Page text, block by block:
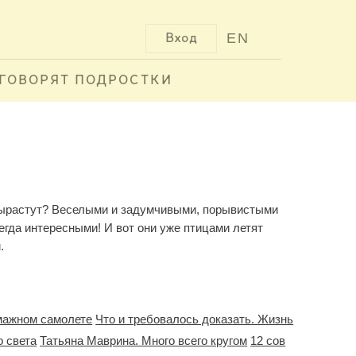
EN
Вход
ГОВОРЯТ ПОДРОСТКИ
Веселыми и задумчивыми, порывистыми
интересными! И вот они уже птицами летят
самолете Что и требовалось доказать. Жизнь
света Татьяна Маврина. Много всего кругом 12 сов